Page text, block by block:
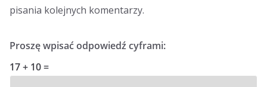
pisania kolejnych komentarzy.
Proszę wpisać odpowiedź cyframi:
17 + 10 =